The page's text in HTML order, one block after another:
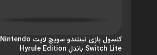
کنسول بازی نینتندو سویچ لایت Nintendo
Switch Lite باندل Hyrule Edition